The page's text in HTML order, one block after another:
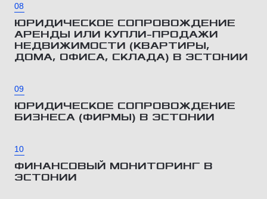
08
ЮРИДИЧЕСКОЕ СОПРОВОЖДЕНИЕ
АРЕНДЫ ИЛИ КУПЛИ-ПРОДАЖИ
НЕДВИЖИМОСТИ (КВАРТИРЫ,
ДОМА, ОФИСА, СКЛАДА) В ЭСТОНИИ
09
ЮРИДИЧЕСКОЕ СОПРОВОЖДЕНИЕ
БИЗНЕСА (ФИРМЫ) В ЭСТОНИИ
10
ФИНАНСОВЫЙ МОНИТОРИНГ В
ЭСТОНИИ